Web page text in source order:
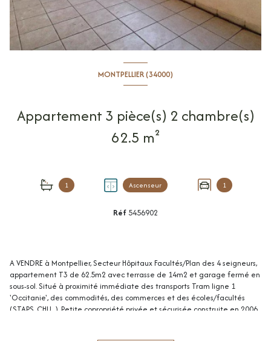
MONTPELLIER (34000)
Appartement 3 pièce(s) 2 chambre(s)
62.5 m²
1 Ascenseur 1
Réf 5456902
A VENDRE à Montpellier, Secteur Hôpitaux Facultés/Plan des 4 seigneurs,
appartement T3 de 62.5m2 avec terrasse de 14m2 et garage fermé en
sous-sol. Situé à proximité immédiate des transports Tram ligne 1
'Occitanie', des commodités, des commerces et des écoles/facultés
(STAPS, CHU...). Petite copropriété privée et sécurisée construite en 2006